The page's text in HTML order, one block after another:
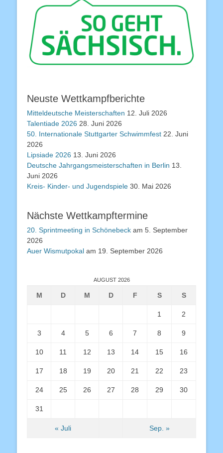
Neuste Wettkampfberichte
Mitteldeutsche Meisterschaften 12. Juli 2026
Talentiade 2026 28. Juni 2026
50. Internationale Stuttgarter Schwimmfest 22. Juni
2026
Lipsiade 2026 13. Juni 2026
Deutsche Jahrgangsmeisterschaften in Berlin 13.
Juni 2026
Kreis- Kinder- und Jugendspiele 30. Mai 2026
Nächste Wettkampftermine
20. Sprintmeeting in Schönebeck am 5. September
2026
Auer Wismutpokal am 19. September 2026
AUGUST 2026
M D M D F S S
1 2
3 4 5 6 7 8 9
10 11 12 13 14 15 16
17 18 19 20 21 22 23
24 25 26 27 28 29 30
31
« Juli Sep. »